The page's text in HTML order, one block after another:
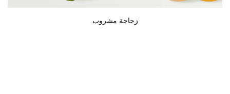
زجاجة مشروب